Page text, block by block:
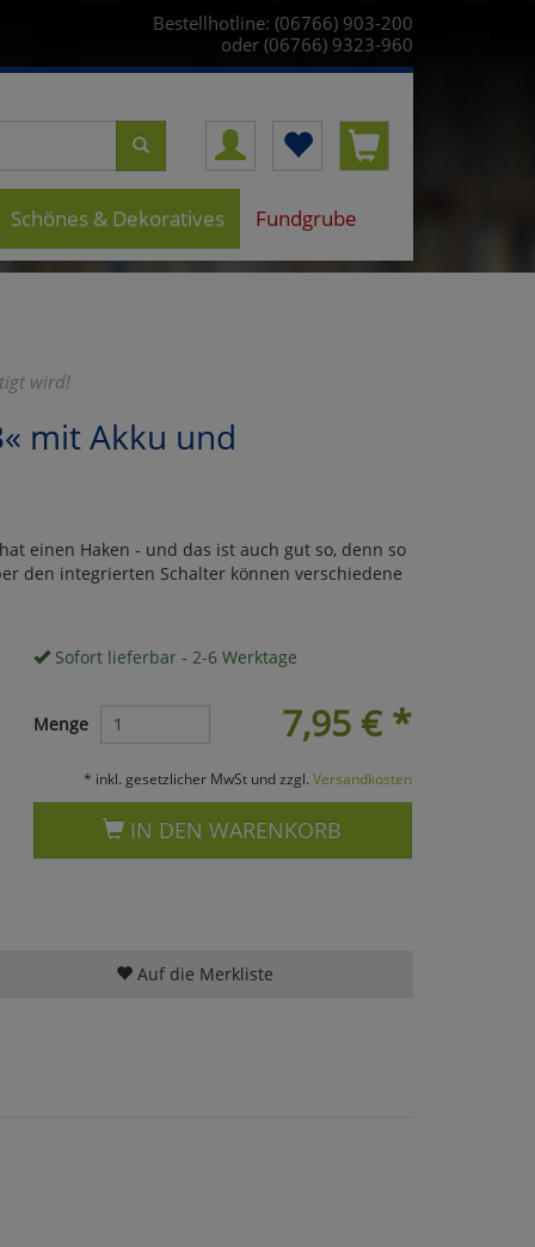
Bestellhotline: (06766) 903-200
oder (06766) 9323-960
Schönes & Dekoratives Fundgrube
wird!
mit Akku und
einen Haken - und das ist auch gut so, denn so
den integrierten Schalter können verschiedene
Sofort lieferbar - 2-6 Werktage
7,95 €*
Menge
* inkl. gesetzlicher MwSt und zzgl. Versandkosten
IN DEN WARENKORB
Auf die Merkliste